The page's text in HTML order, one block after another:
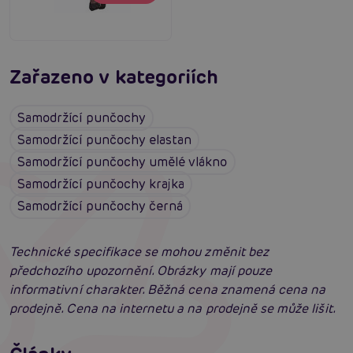
Zařazeno v kategoriích
Samodržící punčochy
Samodržící punčochy elastan
Samodržící punčochy umělé vlákno
Samodržící punčochy krajka
Samodržící punčochy černá
Technické specifikace se mohou změnit bez
předchozího upozornění. Obrázky mají pouze
informativní charakter. Běžná cena znamená cena na
prodejně. Cena na internetu a na prodejně se může lišit.
neodolatelně sexy